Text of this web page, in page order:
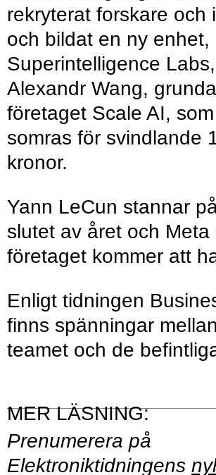
rekryterat forskare och
och bildat en ny enhet,
Superintelligence
Alexandr Wang,
företaget Scale AI,
somras för svindlande
kronor.
Yann LeCun stannar
slutet av året och
företaget kommer att
Enligt tidningen
finns spänningar
teamet och de
Prenumerera på
Elektroniktidningens